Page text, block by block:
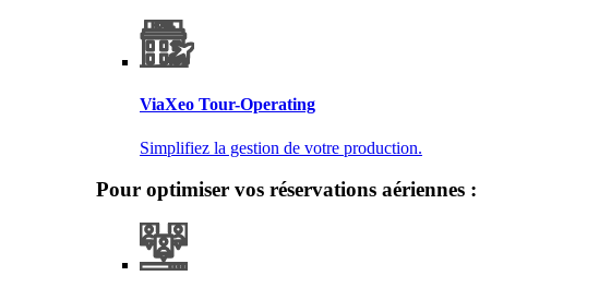
ViaXeo Tour-Operating
Simplifiez la gestion de votre production.
Pour optimiser vos réservations aériennes :